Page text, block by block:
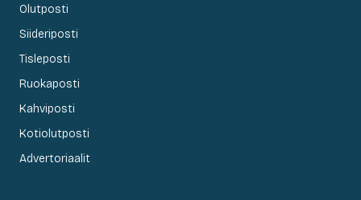
Olutposti
Siideriposti
Tisleposti
Ruokaposti
Kahviposti
Kotiolutposti
Advertoriaalit